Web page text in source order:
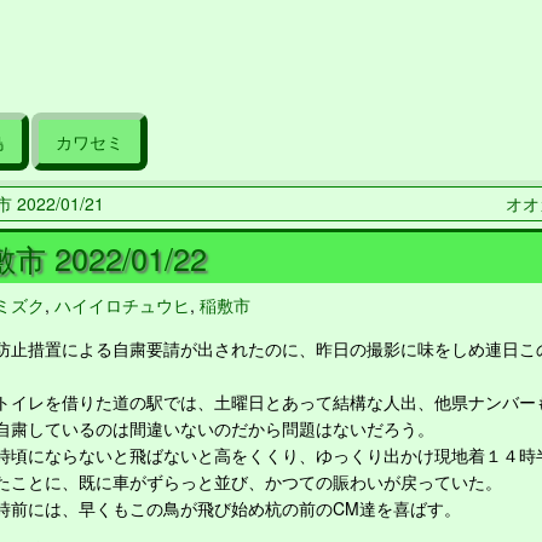
カワセミ
2022/01/21 オ
市 2022/01/22
ズク, ハイイロチュウヒ, 稲敷市
止措置による自粛要請が出されたのに、昨日の撮影に味をしめ連日こ
イレを借りた道の駅では、土曜日とあって結構な人出、他県ナンバー
粛しているのは間違いないのだから問題はないだろう。
頃にならないと飛ばないと高をくくり、ゆっくり出かけ現地着１４時
ことに、既に車がずらっと並び、かつての賑わいが戻っていた。
前には、早くもこの鳥が飛び始め杭の前のCM達を喜ばす。